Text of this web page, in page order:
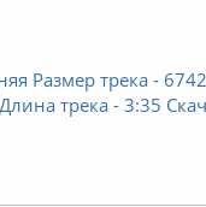
Размер трека -
трека - 3:35